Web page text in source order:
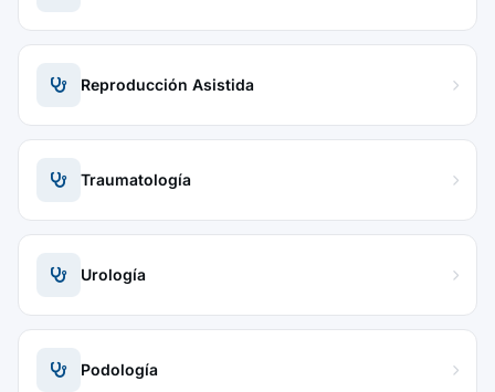
Reproducción Asistida
Traumatología
Urología
Podología